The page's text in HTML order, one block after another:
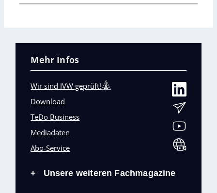
Mehr Infos
Wir sind IVW geprüft!
Download
TeDo Business
Mediadaten
Abo-Service
+ Unsere weiteren Fachmagazine